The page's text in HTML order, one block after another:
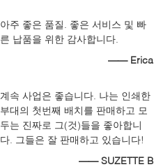
아주 좋은 품질. 좋은 서비스 및 빠
른 납품을 위한 감사합니다.
—— Erica
계속 사업은 좋습니다. 나는 인쇄한
부대의 첫번째 배치를 판매하고 모
두는 진짜로 그(것)들을 좋아합니
다. 그들은 잘 판매하고 있습니다!
—— SUZETTE B